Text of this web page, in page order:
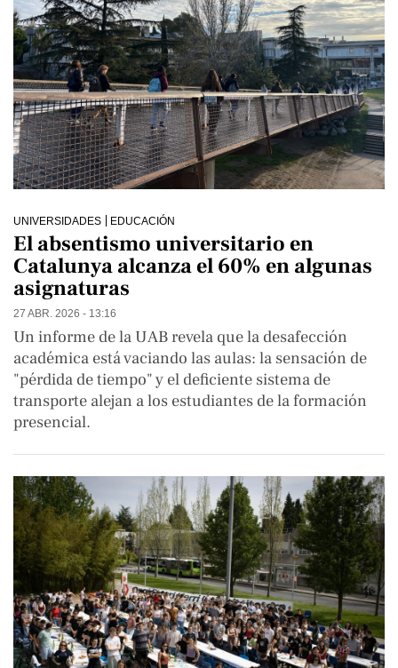
UNIVERSIDADES EDUCACIÓN
El absentismo universitario en
Catalunya alcanza el 60% en algunas
asignaturas
27 ABR. 2026 - 13:16
Un informe de la UAB revela que la desafección
académica está vaciando las aulas: la sensación de
"pérdida de tiempo" y el deficiente sistema de
transporte alejan a los estudiantes de la formación
presencial.